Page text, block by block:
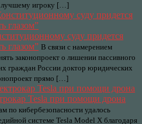
лучшему игроку […]
суду придется
глазом” В связи с намерением
законопроект о лишении пассивного
граждан России доктор юридических
прямо […]
Tesla при помощи дрона
по кибербезопасности удалось
системе Tesla Model X благодаря